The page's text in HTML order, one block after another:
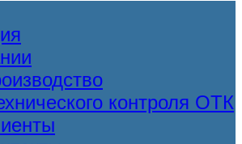
контроля ОТК